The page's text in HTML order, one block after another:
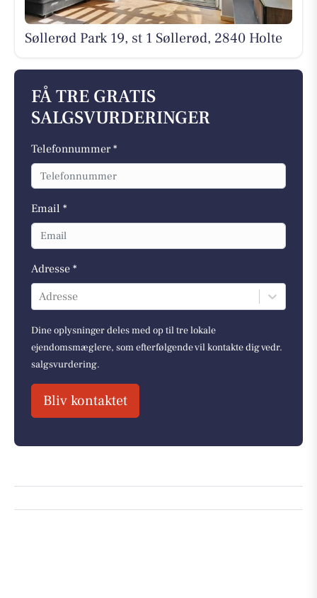
Søllerød Park 19, st 1 Søllerød, 2840 Holte
FÅ TRE GRATIS
SALGSVURDERINGER
Telefonnummer *
Email *
Adresse *
Adresse
Dine oplysninger deles med op til tre lokale
ejendomsmæglere, som efterfølgende vil kontakte dig vedr.
salgsvurdering.
Bliv kontaktet